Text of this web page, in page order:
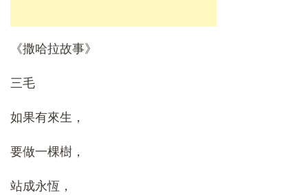
《撒哈拉故事》
三毛
如果有來生，
要做一棵樹，
站成永恆，